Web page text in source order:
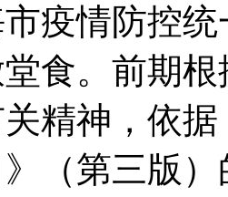
疫情防控
食。前期
精神，依
（第三版